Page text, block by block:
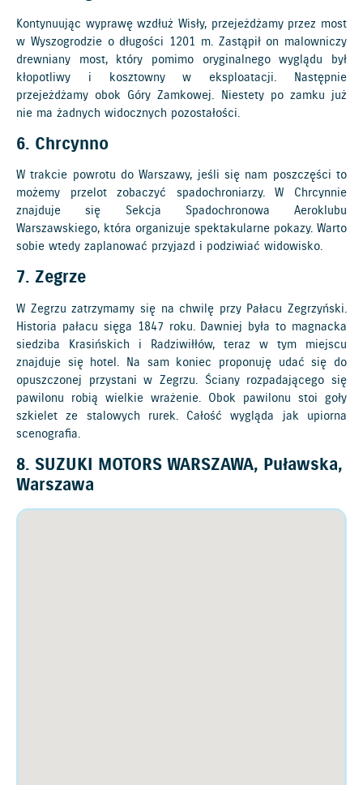
Kontynuując wyprawę wzdłuż Wisły, przejeżdżamy przez most
w Wyszogrodzie o długości 1201 m. Zastąpił on malowniczy
drewniany most, który pomimo oryginalnego wyglądu był
kłopotliwy i kosztowny w eksploatacji. Następnie
przejeżdżamy obok Góry Zamkowej. Niestety po zamku już
nie ma żadnych widocznych pozostałości.
6. Chrcynno
W trakcie powrotu do Warszawy, jeśli się nam poszczęści to
możemy przelot zobaczyć spadochroniarzy. W Chrcynnie
znajduje się Sekcja Spadochronowa Aeroklubu
Warszawskiego, która organizuje spektakularne pokazy. Warto
sobie wtedy zaplanować przyjazd i podziwiać widowisko.
7. Zegrze
W Zegrzu zatrzymamy się na chwilę przy Pałacu Zegrzyński.
Historia pałacu sięga 1847 roku. Dawniej była to magnacka
siedziba Krasińskich i Radziwiłłów, teraz w tym miejscu
znajduje się hotel. Na sam koniec proponuję udać się do
opuszczonej przystani w Zegrzu. Ściany rozpadającego się
pawilonu robią wielkie wrażenie. Obok pawilonu stoi goły
szkielet ze stalowych rurek. Całość wygląda jak upiorna
scenografia.
8. SUZUKI MOTORS WARSZAWA, Puławska,
Warszawa